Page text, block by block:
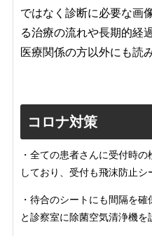
ではなく診断に必要な画
る治療の流れや長期的経
医療関係の方以外にも読
コロナ対策
・全ての患者さんに受付時
しており、受付も飛沫防止シ
・待合のシートにも間隔を
と診察室に除菌空気清浄機を